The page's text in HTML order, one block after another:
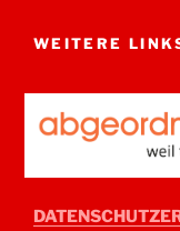
WEITERE